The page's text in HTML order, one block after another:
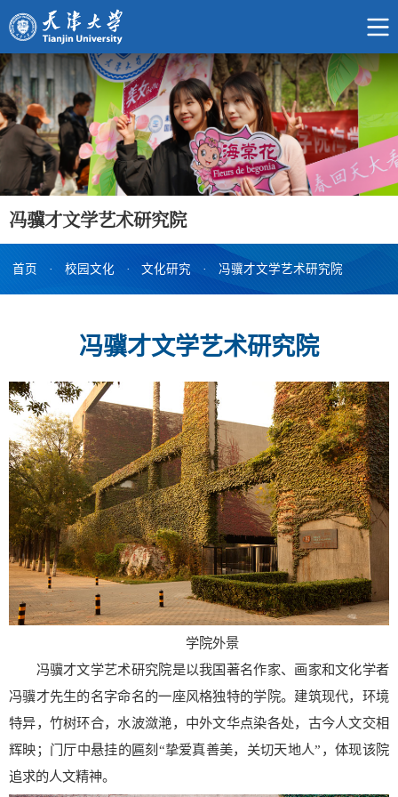
冯骥才文学艺术研究院
首页 · 校园文化 · 文化研究 · 冯骥才文学艺术研究院
冯骥才文学艺术研究院
学院外景
冯骥才文学艺术研究院是以我国著名作家、画家和文化学者
冯骥才先生的名字命名的一座风格独特的学院。建筑现代，环境
特异，竹树环合，水波潋滟，中外文华点染各处，古今人文交相
辉映；门厅中悬挂的匾刻“挚爱真善美，关切天地人”，体现该院
追求的人文精神。